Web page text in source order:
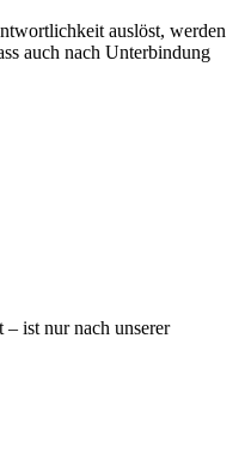
auslöst, werden
auch nach Unterbindung
ist nur nach unserer